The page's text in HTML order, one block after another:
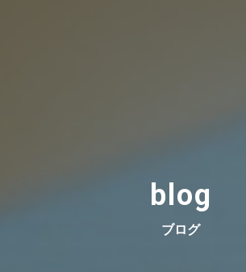
blog
ブログ